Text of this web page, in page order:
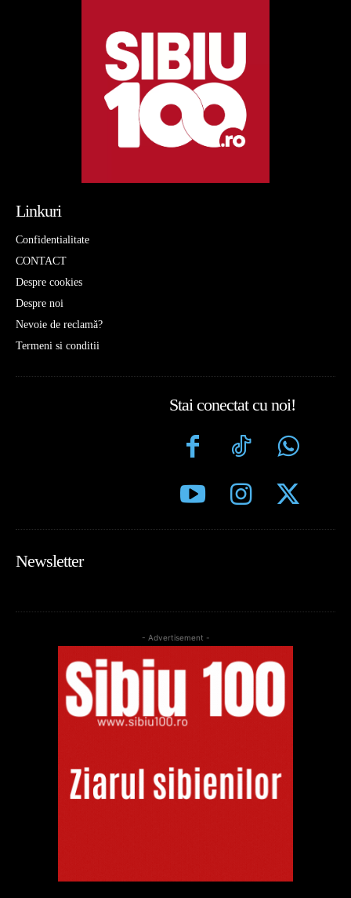
Linkuri
Confidentialitate
CONTACT
Despre cookies
Despre noi
Nevoie de reclamă?
Termeni si conditii
Stai conectat cu noi!
Newsletter
- Advertisement -